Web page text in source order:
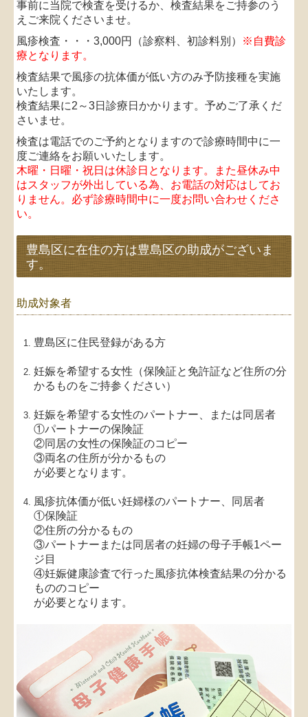
地図、交通案内
診療案内
Information for Tourists
事前に当院で検査を受けるか、検査結果をご持参のう
えご来院くださいませ。
風疹検査・・・3,000円（診察料、初診料別）
※自費診
療となります。
検査結果で風疹の抗体価が低い方のみ予防接種を実施
いたします。
検査結果に2～3日診療日かかります。予めご了承くだ
さいませ。
検査は電話でのご予約となりますので診療時間中に一
度ご連絡をお願いいたします。
木曜・日曜・祝日は休診日となります。また昼休み中
はスタッフが外出している為、お電話の対応はしてお
りません。必ず診療時間中に一度お問い合わせくださ
い。
豊島区に在住の方は豊島区の助成がございま
す。
助成対象者
豊島区に住民登録がある方
妊娠を希望する女性（保険証と免許証など住所の分
かるものをご持参ください）
妊娠を希望する女性のパートナー、または同居者
①パートナーの保険証
②同居の女性の保険証のコピー
③両名の住所が分かるもの
が必要となります。
風疹抗体価が低い妊婦様のパートナー、同居者
①保険証
②住所の分かるもの
③パートナーまたは同居者の妊婦の母子手帳1ペー
ジ目
④妊娠健康診査で行った風疹抗体検査結果の分かる
もののコピー
が必要となります。